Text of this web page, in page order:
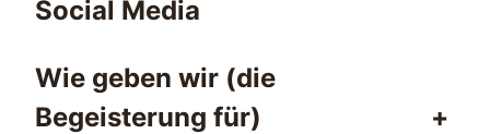
Social Media
Wie geben wir (die
Begeisterung für)
+